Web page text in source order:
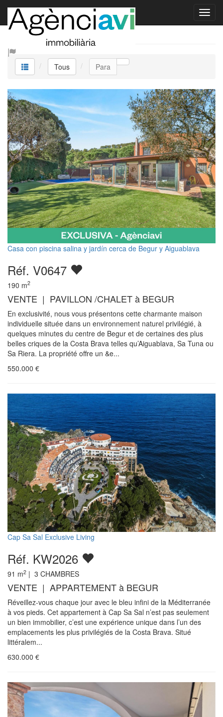
Tous
Tous Para
Casa con piscina salina y jardín cerca de Begur y Aiguablava
Réf. V0647
190 m2
VENTE | PAVILLON /CHALET à BEGUR
En exclusivité, nous vous présentons cette charmante maison
individuelle située dans un environnement naturel privilégié, à
quelques minutes du centre de Begur et de certaines des plus
belles criques de la Costa Brava telles qu’Aiguablava, Sa Tuna ou
Sa Riera. La propriété offre un &e...
550.000 €
Cap Sa Sal Exclusive Living
Réf. KW2026
91 m2 | 3 CHAMBRES
VENTE | APPARTEMENT à BEGUR
Réveillez-vous chaque jour avec le bleu infini de la Méditerranée
à vos pieds. Cet appartement à Cap Sa Sal n’est pas seulement
un bien immobilier, c’est une expérience unique dans l’un des
emplacements les plus privilégiés de la Costa Brava. Situé
littéralem...
630.000 €